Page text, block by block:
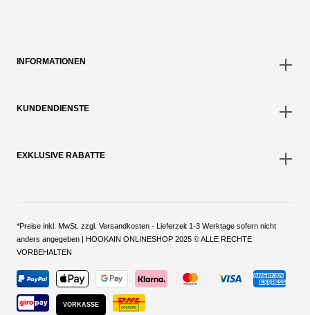
INFORMATIONEN
KUNDENDIENSTE
EXKLUSIVE RABATTE
*Preise inkl. MwSt. zzgl. Versandkosten - Lieferzeit 1-3 Werktage sofern nicht
anders angegeben | HOOKAIN ONLINESHOP 2025 © ALLE RECHTE
VORBEHALTEN
VORKASSE